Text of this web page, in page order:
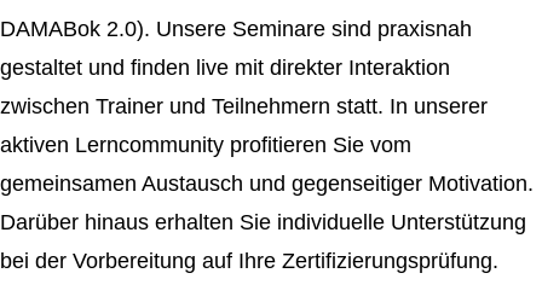
DAMABok 2.0). Unsere Seminare sind praxisnah
gestaltet und finden live mit direkter Interaktion
zwischen Trainer und Teilnehmern statt. In unserer
aktiven Lerncommunity profitieren Sie vom
gemeinsamen Austausch und gegenseitiger Motivation.
Darüber hinaus erhalten Sie individuelle Unterstützung
bei der Vorbereitung auf Ihre Zertifizierungsprüfung.